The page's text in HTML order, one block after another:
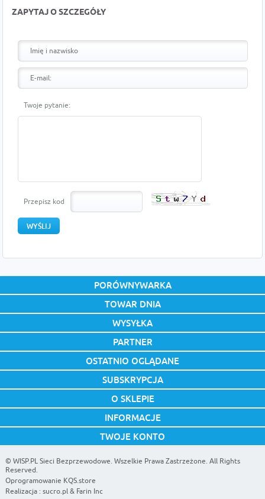
ZAPYTAJ O SZCZEGÓŁY
Twoje pytanie:
Przepisz kod
PORÓWNYWARKA
TOWAR DNIA
WYSYŁKA
PARTNER
OSTATNIO OGLĄDANE
SUBSKRYPCJA
O SKLEPIE
INFORMACJE
TWOJE KONTO
© WISP.PL Sieci Bezprzewodowe. Wszelkie Prawa Zastrzeżone. All Rights
Reserved.
Oprogramowanie KQS.store
Realizacja : sucro.pl& Farin Inc